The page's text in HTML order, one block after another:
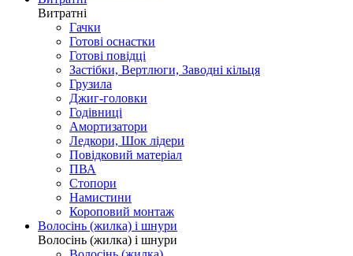
Витратні
Гачки
Готові оснастки
Готові повідці
Застібки, Вертлюги, Заводні кільця
Грузила
Джиг-головки
Годівниці
Амортизатори
Ледкори, Шок лідери
Повідковий матеріал
ПВА
Стопори
Намистини
Короповий монтаж
Волосінь (жилка) і шнури
Волосінь (жилка) і шнури